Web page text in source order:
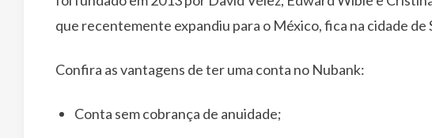
que recentemente expandiu para o México, fica na cidade de
Confira as vantagens de ter uma conta no Nubank:
Conta sem cobrança de anuidade;